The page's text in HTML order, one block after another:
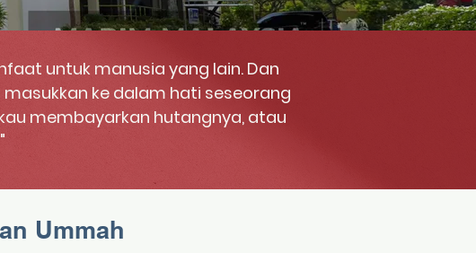
untuk manusia yang lain. Dan
ke dalam hati seseorang
membayarkan hutangnya, atau
Ummah